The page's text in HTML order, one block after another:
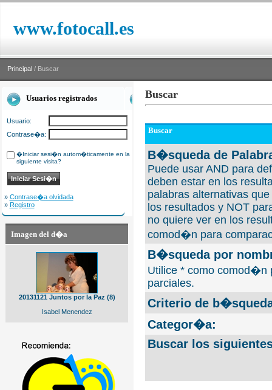
www.fotocall.es
Principal / Buscar
Usuarios registrados
Usuario:
Contrase�a:
�Iniciar sesi�n autom�ticamente en la
siguiente visita?
» Contrase�a olvidada
» Registro
Imagen del d�a
20131121 Juntos por la Paz (8)
Isabel Menendez
Buscar
Buscar
B�squeda de
Puede usar AND para
deben estar en los
palabras alternativas
los resultados y NOT
no quiere ver en los
comod�n para
B�squeda por
Utilice * como comod�n
parciales.
Criterio de
Categor�a:
Buscar los